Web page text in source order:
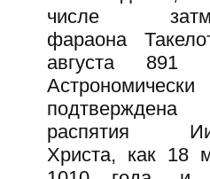
числе
фараона
августа 891
Астрономически
подтверждена
распятия
Христа, как 18